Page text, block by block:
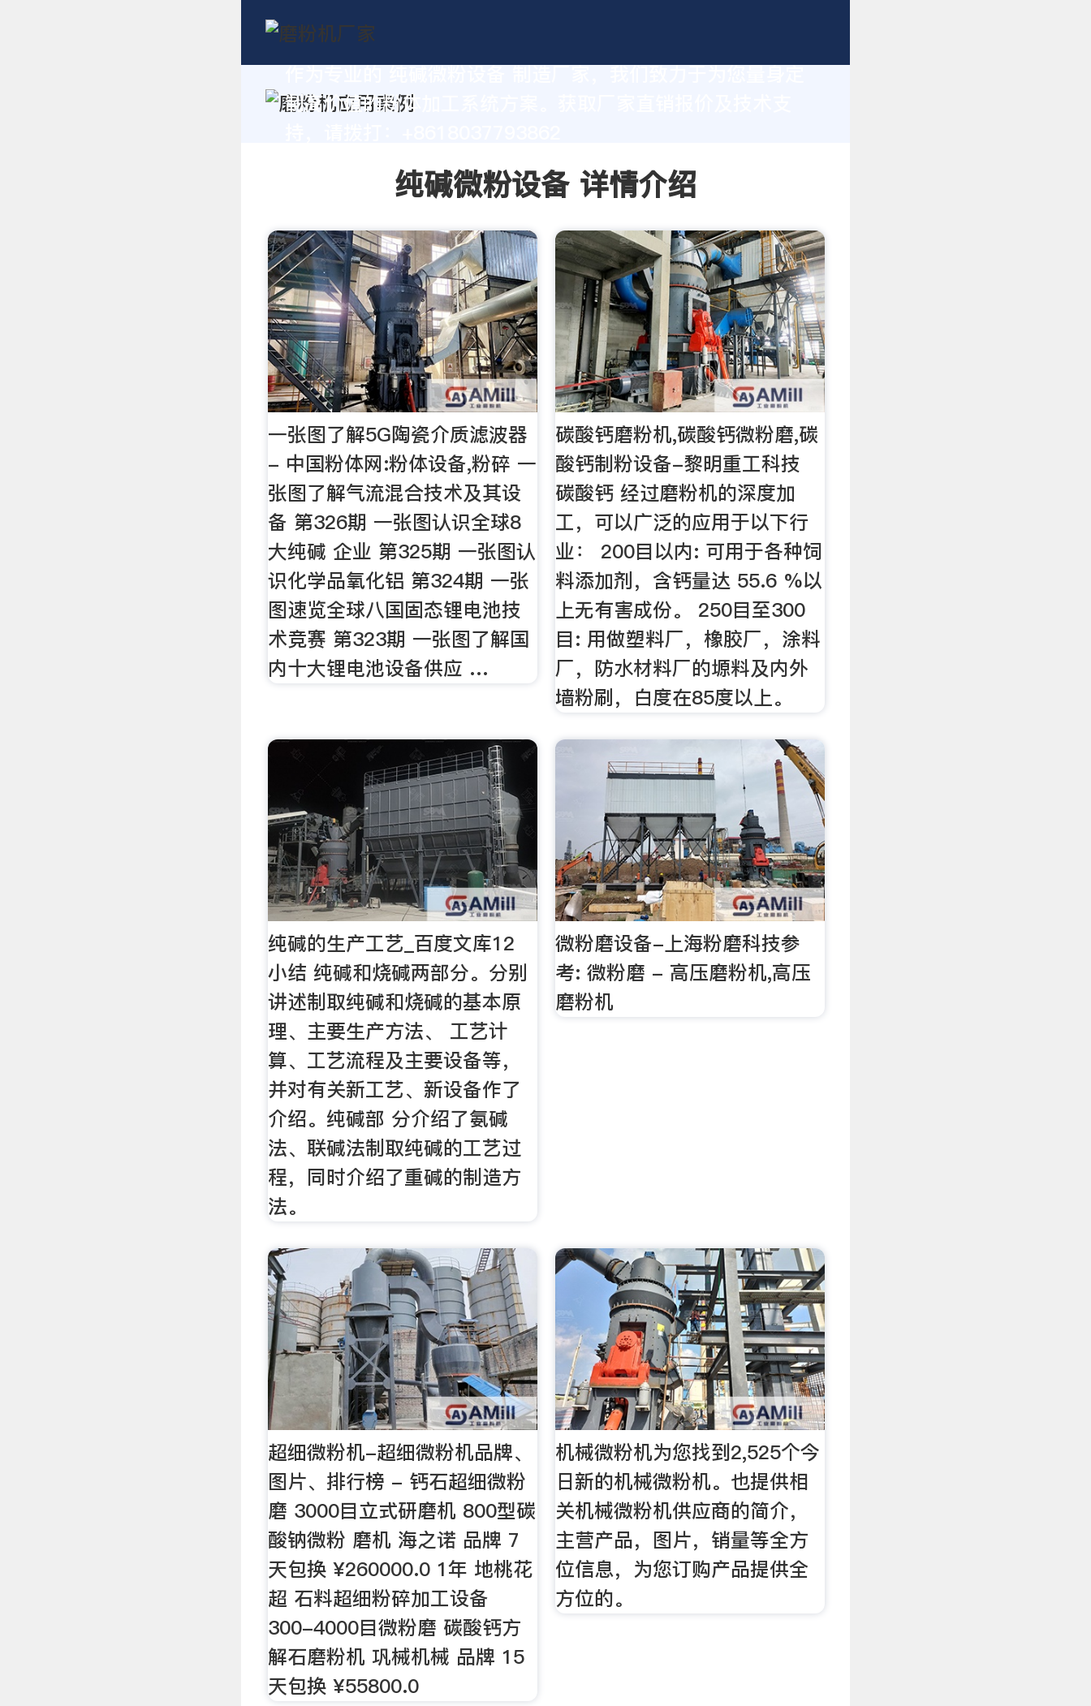
制高价值的粉体加工系统方案。获取厂家直销报价及技术支
纯碱微粉设备 详情介绍
一张图了解5G陶瓷介质滤波器
- 中国粉体网:粉体设备,粉碎 一
张图了解气流混合技术及其设
备 第326期 一张图认识全球8
大纯碱 企业 第325期 一张图认
识化学品氧化铝 第324期 一张
图速览全球八国固态锂电池技
术竞赛 第323期 一张图了解国
内十大锂电池设备供应 …
碳酸钙磨粉机,碳酸钙微粉磨,碳
酸钙制粉设备-黎明重工科技
碳酸钙 经过磨粉机的深度加
工，可以广泛的应用于以下行
业： 200目以内: 可用于各种饲
料添加剂，含钙量达 55.6 %以
上无有害成份。 250目至300
目: 用做塑料厂，橡胶厂，涂料
厂，防水材料厂的塬料及内外
墙粉刷，白度在85度以上。
纯碱的生产工艺_百度文库12
小结 纯碱和烧碱两部分。分别
讲述制取纯碱和烧碱的基本原
理、主要生产方法、 工艺计
算、工艺流程及主要设备等，
并对有关新工艺、新设备作了
介绍。纯碱部 分介绍了氨碱
法、联碱法制取纯碱的工艺过
程，同时介绍了重碱的制造方
法。
微粉磨设备-上海粉磨科技参
考: 微粉磨 - 高压磨粉机,高压
磨粉机
超细微粉机-超细微粉机品牌、
图片、排行榜 - 钙石超细微粉
磨 3000目立式研磨机 800型碳
酸钠微粉 磨机 海之诺 品牌 7
天包换 ¥260000.0 1年 地桃花
超 石料超细粉碎加工设备
300-4000目微粉磨 碳酸钙方
解石磨粉机 巩械机械 品牌 15
天包换 ¥55800.0
机械微粉机为您找到2,525个今
日新的机械微粉机。也提供相
关机械微粉机供应商的简介，
主营产品，图片，销量等全方
位信息，为您订购产品提供全
方位的。